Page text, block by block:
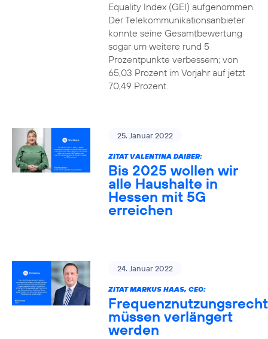
Equality Index (GEI) aufgenommen.
Der Telekommunikationsanbieter
konnte seine Gesamtbewertung
sogar um weitere rund 5
Prozentpunkte verbessern; von
65,03 Prozent im Vorjahr auf jetzt
70,49 Prozent.
25. Januar 2022
ZITAT VALENTINA DAIBER:
Bis 2025 wollen wir
alle Haushalte in
Hessen mit 5G
erreichen
24. Januar 2022
ZITAT MARKUS HAAS, CEO:
müssen verlängert
werden